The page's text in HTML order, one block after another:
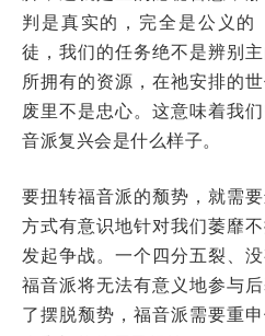
判是真实的，完全是公义的
徒，我们的任务绝不是辨别
所拥有的资源，在祂安排的
废里不是忠心。这意味着我
音派复兴会是什么样子。
要扭转福音派的颓势，就需
方式有意识地针对我们萎靡
发起争战。一个四分五裂、
福音派将无法有意义地参与
了摆脱颓势，福音派需要重